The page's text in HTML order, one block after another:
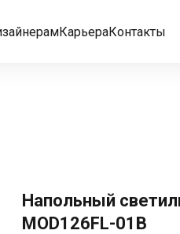
КарьераКонтакты
Напольный
MOD126FL-01B